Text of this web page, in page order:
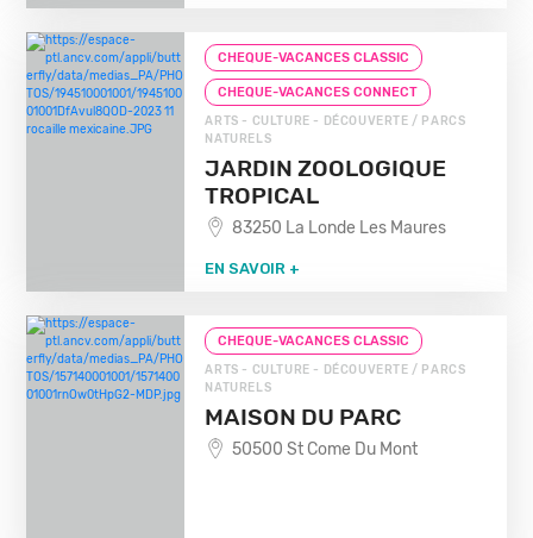
CHEQUE-VACANCES CLASSIC
CHEQUE-VACANCES CONNECT
ARTS - CULTURE - DÉCOUVERTE / PARCS
NATURELS
JARDIN ZOOLOGIQUE
TROPICAL
83250 La Londe Les Maures
EN SAVOIR +
CHEQUE-VACANCES CLASSIC
ARTS - CULTURE - DÉCOUVERTE / PARCS
NATURELS
MAISON DU PARC
50500 St Come Du Mont